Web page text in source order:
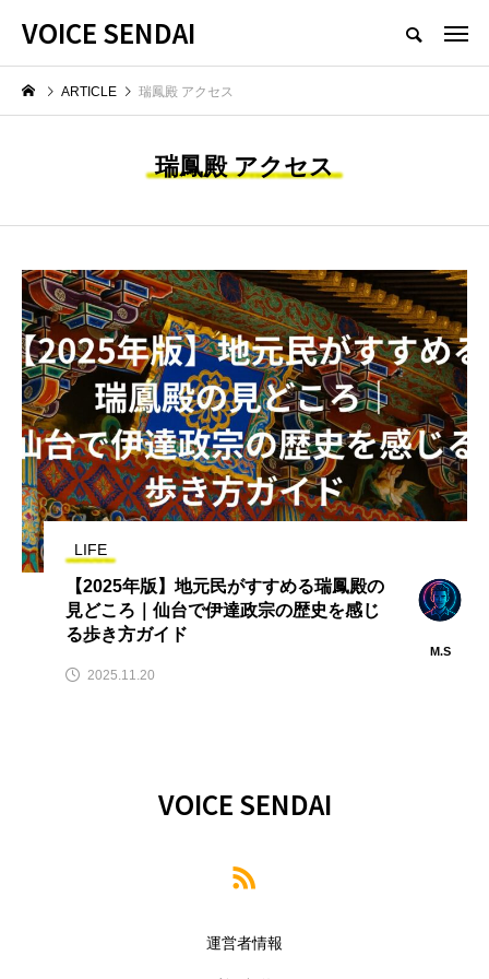
VOICE SENDAI
ARTICLE 瑞鳳殿 アクセス
瑞鳳殿 アクセス
LIFE
【2025年版】地元民がすすめる瑞鳳殿の
見どころ｜仙台で伊達政宗の歴史を感じ
る歩き方ガイド
M.S
2025.11.20
VOICE SENDAI
運営者情報